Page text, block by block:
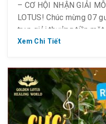
– CƠ HỘI NHẬN GIẢI
LOTUS! Chúc mừng 07
trọn giải thưởng tiền
Review TikTok tháng 11
Xem Chi Tiết